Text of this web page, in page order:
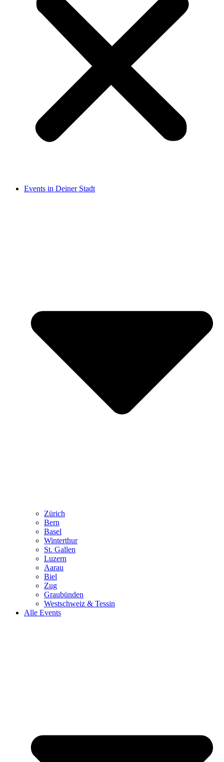
Events in Deiner Stadt
Zürich
Bern
Basel
Winterthur
St. Gallen
Luzern
Aarau
Biel
Zug
Graubünden
Westschweiz & Tessin
Alle Events